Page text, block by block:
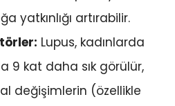
yatkınlığı artırabilir.
Lupus, kadınlarda
9 kat daha sık görülür,
değişimlerin (özellikle